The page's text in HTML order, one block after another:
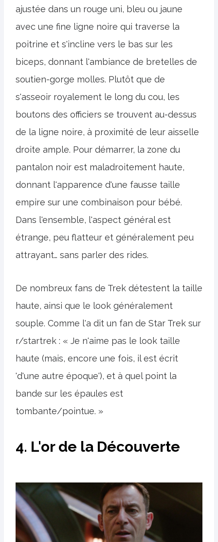
ajustée dans un rouge uni, bleu ou jaune
avec une fine ligne noire qui traverse la
poitrine et s'incline vers le bas sur les
biceps, donnant l'ambiance de bretelles de
soutien-gorge molles. Plutôt que de
s'asseoir royalement le long du cou, les
boutons des officiers se trouvent au-dessus
de la ligne noire, à proximité de leur aisselle
droite ample. Pour démarrer, la zone du
pantalon noir est maladroitement haute,
donnant l'apparence d'une fausse taille
empire sur une combinaison pour bébé.
Dans l'ensemble, l'aspect général est
étrange, peu flatteur et généralement peu
attrayant… sans parler des rides.
De nombreux fans de Trek détestent la taille
haute, ainsi que le look généralement
souple. Comme l'a dit un fan de Star Trek sur
r/startrek : « Je n'aime pas le look taille
haute (mais, encore une fois, il est écrit
'd'une autre époque'), et à quel point la
bande sur les épaules est
tombante/pointue. »
4. L'or de la Découverte